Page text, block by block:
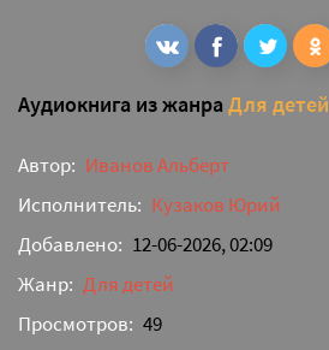
Аудиокнига из жанра Для детей
Автор: Иванов Альберт
Исполнитель: Кузаков Юрий
Добавлено: 12-06-2026, 02:09
Жанр: Для детей
Просмотров: 49